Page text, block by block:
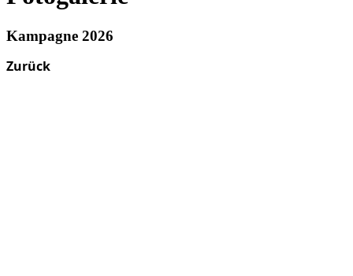
Kampagne 2026
Zurück